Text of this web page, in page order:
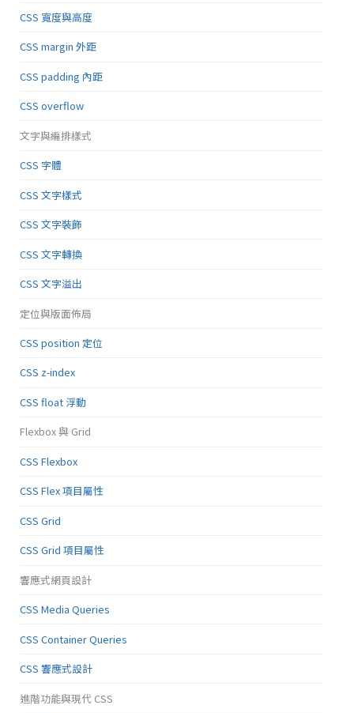
CSS 寬度與高度
CSS margin 外距
CSS padding 內距
CSS overflow
文字與編排樣式
CSS 字體
CSS 文字樣式
CSS 文字裝飾
CSS 文字轉換
CSS 文字溢出
定位與版面佈局
CSS position 定位
CSS z-index
CSS float 浮動
Flexbox 與 Grid
CSS Flexbox
CSS Flex 項目屬性
CSS Grid
CSS Grid 項目屬性
響應式網頁設計
CSS Media Queries
CSS Container Queries
CSS 響應式設計
進階功能與現代 CSS